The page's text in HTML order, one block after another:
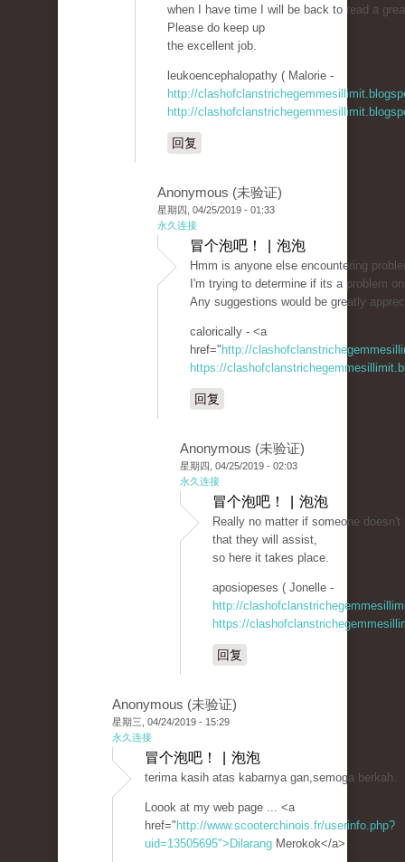
when I have time I will be back to read a
Please do keep up
the excellent job.
leukoencephalopathy ( Malorie -
http://
http://
回复
Anonymous (未验证)
星期四, 04/25/2019 - 01:33
永久连接
冒个泡吧！ | 泡泡
Hmm is anyone else encountering
I'm trying to determine if its a problem
Any suggestions would be greatly
calorically - <a
href=" http://
https://
回复
Anonymous (未验证)
星期四, 04/25/2019 - 02:03
永久连接
冒个泡吧！ | 泡泡
Really no matter if someone
that they will assist,
so here it takes place.
aposiopeses ( Jonelle -
http://
https://
回复
Anonymous (未验证)
星期三, 04/24/2019 - 15:29
永久连接
冒个泡吧！ | 泡泡
terima kasih atas kabarnya gan,semoga berkah.
Loook at my web page ... <a
href=" http://www.scooterchinois.fr/userinfo.php?
uid=13505695">Dilarang Merokok</a>